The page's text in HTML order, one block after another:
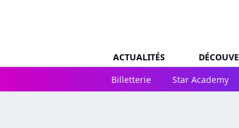
ACTUALITÉS
Billetterie
Star Academy